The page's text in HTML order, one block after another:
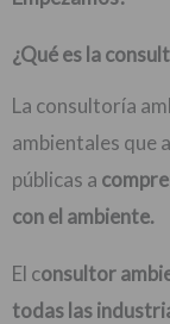
¿Qué es la
La consultoría
ambientales que
públicas a
con el ambiente.
El consultor
todas las